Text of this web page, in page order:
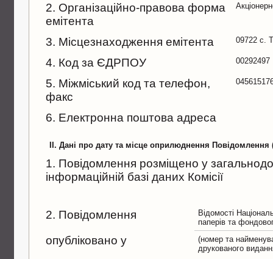
2. Організаційно-правова форма
емітента
3. Місцезнаходження емітента 09722 с.
4. Код за ЄДРПОУ 00292497
5. Міжміський код та телефон,
факс
6. Електронна поштова адреса
II. Дані про дату та місце оприлюднення
1. Повідомлення розміщено у
інформаційній базі даних Комісії
2. Повідомлення
Вiдомостi
паперiв та
опубліковано у
(номер та
друкованого